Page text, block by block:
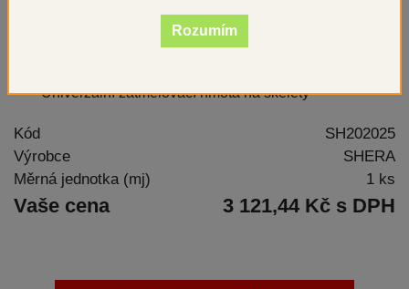
Univerzální zatmelovací hmota na skelety
Kód
SH202025
Výrobce
SHERA
Měrná jednotka (mj)
1 ks
Vaše cena 3 121,44 Kč s DPH
Rozumím